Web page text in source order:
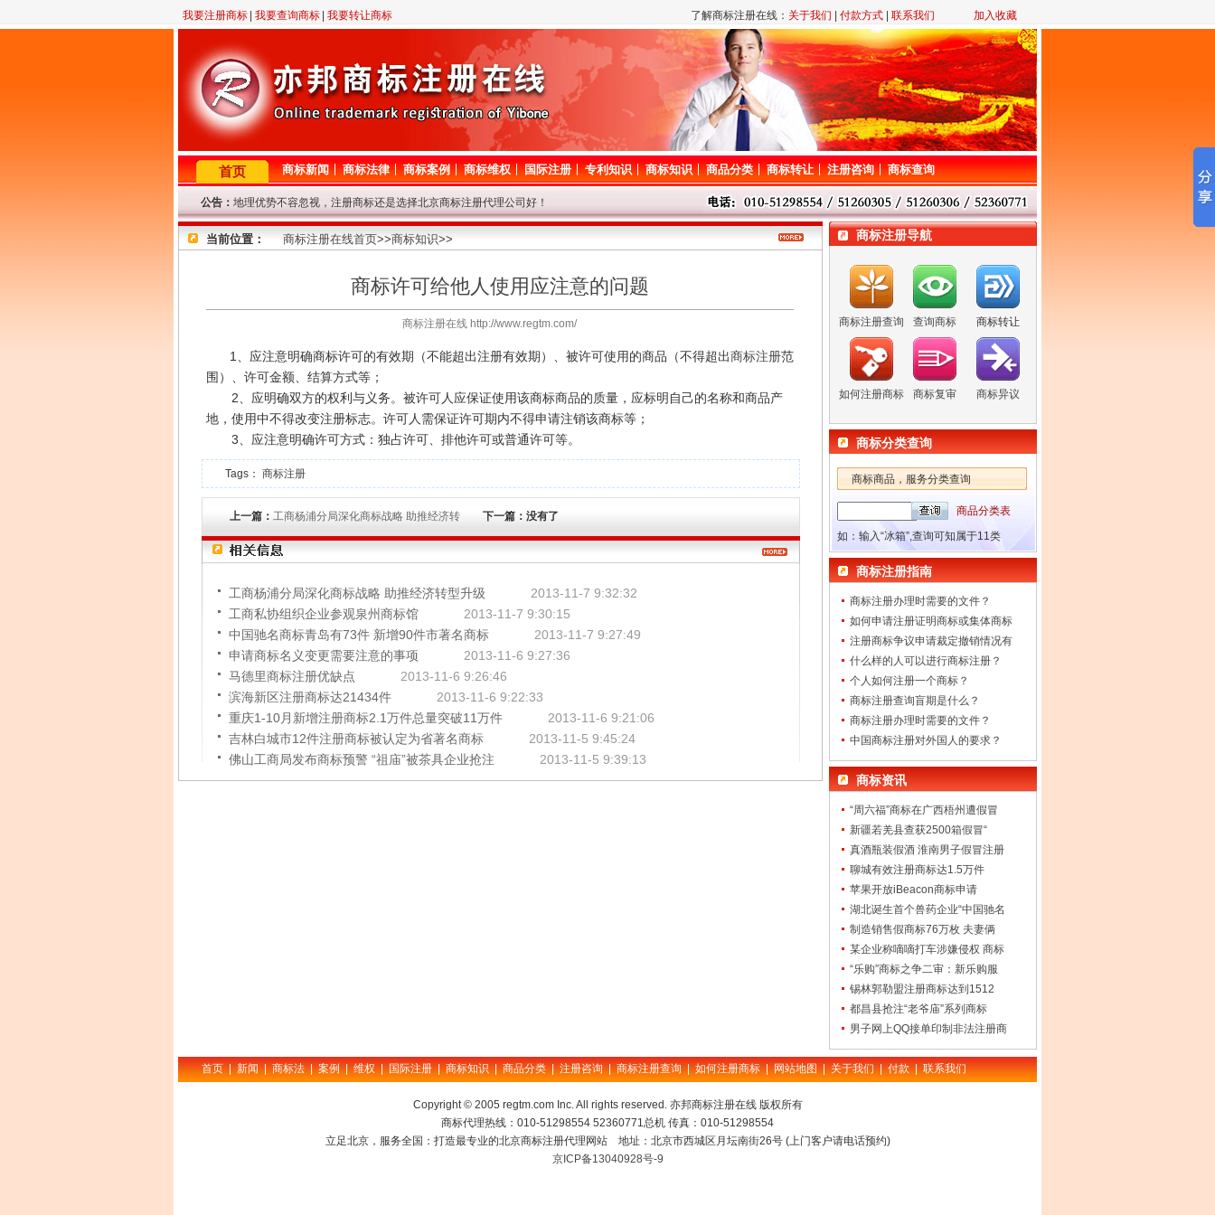
我要注册商标 我要查询商标 我要转让商标 了解商标注册在线： 关于我们 付款方式 联系我们 加入收藏
首页 商标新闻 商标法律 商标案例 商标维权 国际注册 专利知识 商标知识 商品分类 商标转让 注册咨询 商标查询
公告：
地理优势不容忽视，注册商标还是选择北京商标注册代理公司好！
2月23日晚11点至12点，机房线路调整，短暂影响对商标网的访问，请谅解！
因查询咨询量大，提交查询商标信息后请耐心等待，我们争取尽快查询！
专业商标代理网！商标查询或商标代理问题请登记，我们将尽快给与解答！
因国庆节放假，9.29-10.7号商标局停办一切业务，着急的客户请从速！
当前位置： 商标注册在线首页>>商标知识>>
商标许可给他人使用应注意的问题
商标注册在线 http://www.regtm.com/
1、应注意明确商标许可的有效期（不能超出注册有效期）、被许可使用的商品（不得超出商标注册范
围）、许可金额、结算方式等；
2、应明确双方的权利与义务。被许可人应保证使用该商标商品的质量，应标明自己的名称和商品产
地，使用中不得改变注册标志。许可人需保证许可期内不得申请注销该商标等；
3、应注意明确许可方式：独占许可、排他许可或普通许可等。
Tags： 商标注册
上一篇： 工商杨浦分局深化商标战略 助推经济转 下一篇：没有了
工商杨浦分局深化商标战略 助推经济转型升级
2013-11-7 9:32:32
工商私协组织企业参观泉州商标馆
2013-11-7 9:30:15
中国驰名商标青岛有73件 新增90件市著名商标
2013-11-7 9:27:49
申请商标名义变更需要注意的事项
2013-11-6 9:27:36
马德里商标注册优缺点
2013-11-6 9:26:46
滨海新区注册商标达21434件
2013-11-6 9:22:33
重庆1-10月新增注册商标2.1万件总量突破11万件
2013-11-6 9:21:06
吉林白城市12件注册商标被认定为省著名商标
2013-11-5 9:45:24
佛山工商局发布商标预警 “祖庙”被茶具企业抢注
2013-11-5 9:39:13
商标注册导航
商标注册查询 查询商标 商标转让
如何注册商标 商标复审 商标异议
商标分类查询
商标商品，服务分类查询
商品分类表
如：输入“冰箱”,查询可知属于11类
商标注册指南
商标注册办理时需要的文件？
如何申请注册证明商标或集体商标
注册商标争议申请裁定撤销情况有
什么样的人可以进行商标注册？
个人如何注册一个商标？
商标注册查询盲期是什么？
商标注册办理时需要的文件？
中国商标注册对外国人的要求？
商标资讯
“周六福”商标在广西梧州遭假冒
新疆若羌县查获2500箱假冒“
真酒瓶装假酒 淮南男子假冒注册
聊城有效注册商标达1.5万件
苹果开放iBeacon商标申请
湖北诞生首个兽药企业“中国驰名
制造销售假商标76万枚 夫妻俩
某企业称嘀嘀打车涉嫌侵权 商标
“乐购”商标之争二审：新乐购服
锡林郭勒盟注册商标达到1512
都昌县抢注“老爷庙”系列商标
男子网上QQ接单印制非法注册商
首页 | 新闻 | 商标法 | 案例 | 维权 | 国际注册 | 商标知识 | 商品分类 | 注册咨询 | 商标注册查询 | 如何注册商标 | 网站地图 | 关于我们 | 付款 | 联系我们
Copyright © 2005 regtm.com Inc. All rights reserved. 亦邦商标注册在线 版权所有
商标代理热线：010-51298554 52360771总机 传真：010-51298554
立足北京，服务全国：打造最专业的北京商标注册代理网站 地址：北京市西城区月坛南街26号 (上门客户请电话预约)
京ICP备13040928号-9